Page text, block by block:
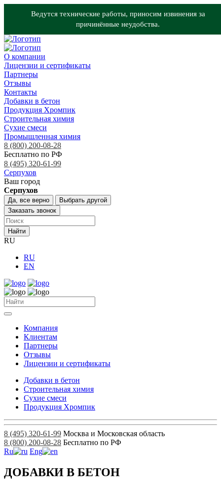
Ведутся технические работы, приносим извинения за
причинённые неудобства.
О компании
Лицензии и сертификаты
Партнеры
Отзывы
Контакты
Добавки в бетон
Продукция Хромпик
Строительная химия
Сухие смеси
Промышленная химия
8 (800) 200-08-28
Бесплатно по РФ
8 (495) 320-61-99
Серпухов
Ваш город
Серпухов
Да, все верно
Выбрать другой
Заказать звонок
Найти
RU
RU
EN
Компания
Клиентам
Партнеры
Отзывы
Лицензии и сертификаты
Добавки в бетон
Строительная химия
Сухие смеси
Продукция Хромпик
8 (495) 320-61-99 Москва и Московская область
8 (800) 200-08-28 Бесплатно по РФ
Ru
Eng
ДОБАВКИ В БЕТОН